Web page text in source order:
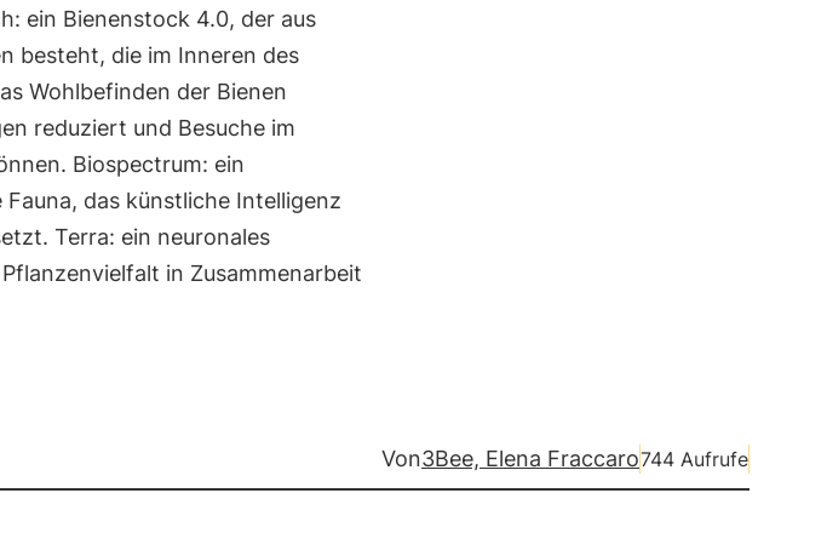
ein Bienenstock 4.0, der aus
besteht, die im Inneren des
Wohlbefinden der Bienen
reduziert und Besuche im
Biospectrum: ein
das künstliche Intelligenz
Terra: ein neuronales
in Zusammenarbeit
Von3Bee, Elena Fraccaro744 Aufrufe